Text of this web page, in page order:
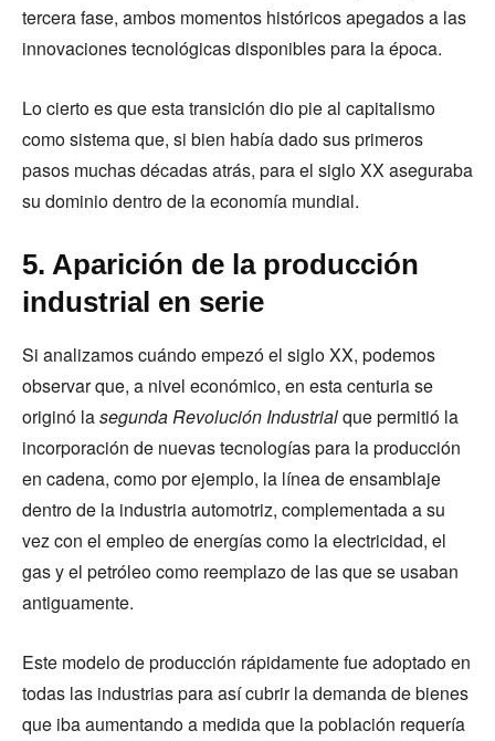
tercera fase, ambos momentos históricos apegados a las
innovaciones tecnológicas disponibles para la época.
Lo cierto es que esta transición dio pie al capitalismo
como sistema que, si bien había dado sus primeros
pasos muchas décadas atrás, para el siglo XX aseguraba
su dominio dentro de la economía mundial.
5. Aparición de la producción
industrial en serie
Si analizamos cuándo empezó el siglo XX, podemos
observar que, a nivel económico, en esta centuria se
originó lasegunda Revolución Industrialque permitió la
incorporación de nuevas tecnologías para la producción
en cadena, como por ejemplo, la línea de ensamblaje
dentro de la industria automotriz, complementada a su
vez con el empleo de energías como la electricidad, el
gas y el petróleo como reemplazo de las que se usaban
antiguamente.
Este modelo de producción rápidamente fue adoptado en
todas las industrias para así cubrir la demanda de bienes
que iba aumentando a medida que la población requería